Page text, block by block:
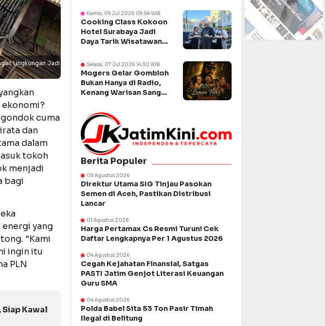
Lingkungan Jadi
cuma
dan
dalam
tokoh
menjadi
bagi
energi yang
"Kami
ingin itu
PLN
Kawal
Kamis, 09 Jul 2026 09:54 WIB
Cooking Class Kokoon
Hotel Surabaya Jadi
Daya Tarik Wisatawan
Selasa, 07 Jul 2026 14:30 WIB
Mogers Gelar Gombloh
Bukan Hanya di Radio,
Kenang Warisan Sang
Berita Populer
05 Agustus 2026
Direktur Utama SIG Tinjau Pasokan
Semen di Aceh, Pastikan Distribusi
Lancar
01 Agustus 2026
Harga Pertamax Cs Resmi Turun! Cek
Daftar Lengkapnya Per 1 Agustus 2026
04 Agustus 2026
Cegah Kejahatan Finansial, Satgas
PASTI Jatim Genjot Literasi Keuangan
Guru SMA
04 Agustus 2026
Polda Babel Sita 53 Ton Pasir Timah
Ilegal di Belitung